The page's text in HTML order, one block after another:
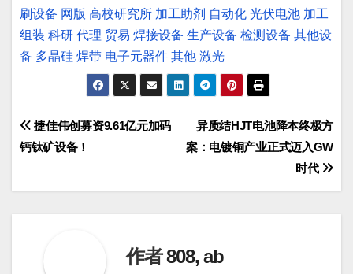
刷设备 网版 高校研究所 加工助剂 自动化 光伏电池 加工
组装 科研 代理 贸易 焊接设备 生产设备 检测设备 其他设
备 多晶硅 焊带 电子元器件 其他 激光
文
章
导
异质结HJT电池降本终极方
案：电镀铜产业正式迈入GW
时代
捷佳伟创募资9.61亿元加码
钙钛矿设备！
作者808, ab